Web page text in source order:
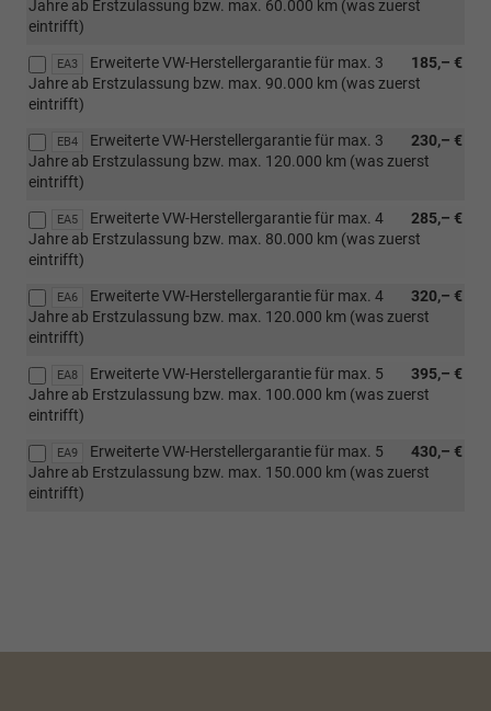
Jahre ab Erstzulassung bzw. max. 60.000 km (was zuerst
eintrifft)
EA3 185,– €
Erweiterte VW-Herstellergarantie für max. 3
Jahre ab Erstzulassung bzw. max. 90.000 km (was zuerst
eintrifft)
EB4 230,– €
Erweiterte VW-Herstellergarantie für max. 3
Jahre ab Erstzulassung bzw. max. 120.000 km (was zuerst
eintrifft)
EA5 285,– €
Erweiterte VW-Herstellergarantie für max. 4
Jahre ab Erstzulassung bzw. max. 80.000 km (was zuerst
eintrifft)
EA6 320,– €
Erweiterte VW-Herstellergarantie für max. 4
Jahre ab Erstzulassung bzw. max. 120.000 km (was zuerst
eintrifft)
EA8 395,– €
Erweiterte VW-Herstellergarantie für max. 5
Jahre ab Erstzulassung bzw. max. 100.000 km (was zuerst
eintrifft)
EA9 430,– €
Erweiterte VW-Herstellergarantie für max. 5
Jahre ab Erstzulassung bzw. max. 150.000 km (was zuerst
eintrifft)